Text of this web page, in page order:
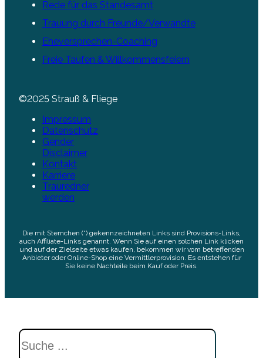
Rede für das Standesamt
Trauung durch Freunde/Verwandte
Eheversprechen-Coaching
Freie Taufen & Willkommensfeiern
©2025 Strauß & Fliege
Impressum
Datenschutz
Gender
Disclaimer
Kontakt
Karriere
Trauredner
werden
Die mit Sternchen (*) gekennzeichneten Links sind Provisions-Links,
auch Affiliate-Links genannt. Wenn Sie auf einen solchen Link klicken
und auf der Zielseite etwas kaufen, bekommen wir vom betreffenden
Anbieter oder Online-Shop eine Vermittlerprovision. Es entstehen für
Sie keine Nachteile beim Kauf oder Preis.
Suchen